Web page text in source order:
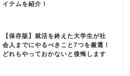
イテムを紹介！
【保存版】就活を終えた大学生が社
会人までにやるべきこと7つを厳選！
どれもやっておかないと後悔します